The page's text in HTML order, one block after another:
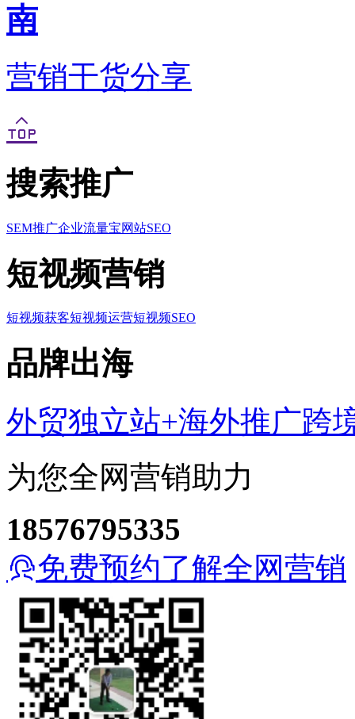
南
营销干货分享
搜索推广
SEM推广企业流量宝网站SEO
短视频营销
短视频获客短视频运营短视频SEO
品牌出海
外贸独立站+海外推广跨
为您全网营销助力
18576795335
免费预约了解全网营销